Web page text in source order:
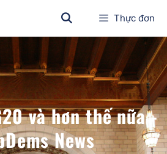
Thực đơn
và hơn thế nữa -
News